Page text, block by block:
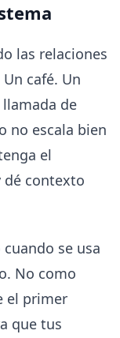
las relaciones
café. Un
de
no escala bien
el
dé contexto
se usa
No como
el primer
que tus